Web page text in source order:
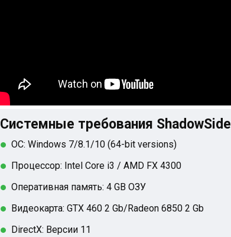
Системные требования ShadowSide
ОС: Windows 7/8.1/10 (64-bit versions)
Процессор: Intel Core i3 / AMD FX 4300
Оперативная память: 4 GB ОЗУ
Видеокарта: GTX 460 2 Gb/Radeon 6850 2 Gb
DirectX: Версии 11